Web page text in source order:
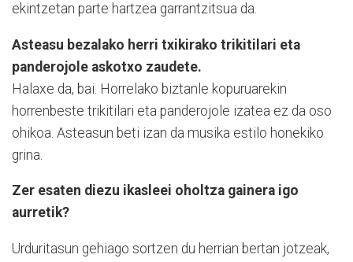
ekintzetan parte hartzea garrantzitsua da.
Asteasu bezalako herri txikirako trikitilari eta
panderojole askotxo zaudete.
Halaxe da, bai. Horrelako biztanle kopuruarekin
horrenbeste trikitilari eta panderojole izatea ez da oso
ohikoa. Asteasun beti izan da musika estilo honekiko
grina.
Zer esaten diezu ikasleei oholtza gainera igo
aurretik?
Urduritasun gehiago sortzen du herrian bertan jotzeak,